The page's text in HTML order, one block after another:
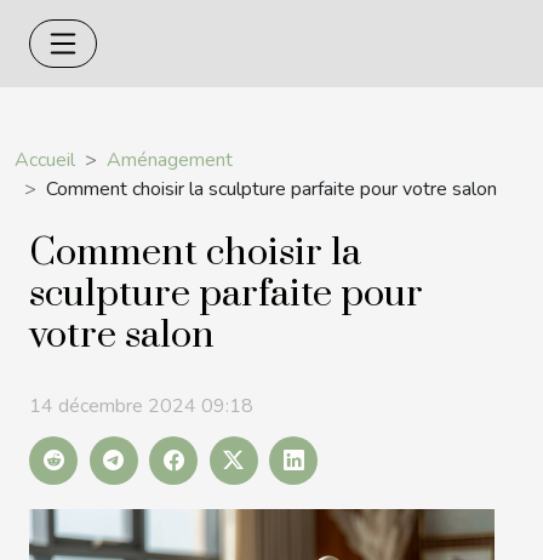
Accueil
Aménagement
Comment choisir la sculpture parfaite pour votre salon
Comment choisir la
sculpture parfaite pour
votre salon
14 décembre 2024 09:18